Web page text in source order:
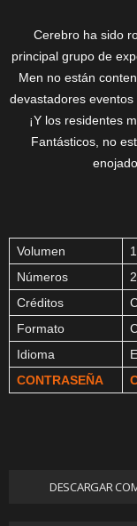
Cerebro ha sido
principal grupo de
Men no están
devastadores
¡Y los residentes
Fantásticos, no
Volumen
1
Números
2
Créditos
Formato
Idioma
CONTRASEÑA
DESCARGAR